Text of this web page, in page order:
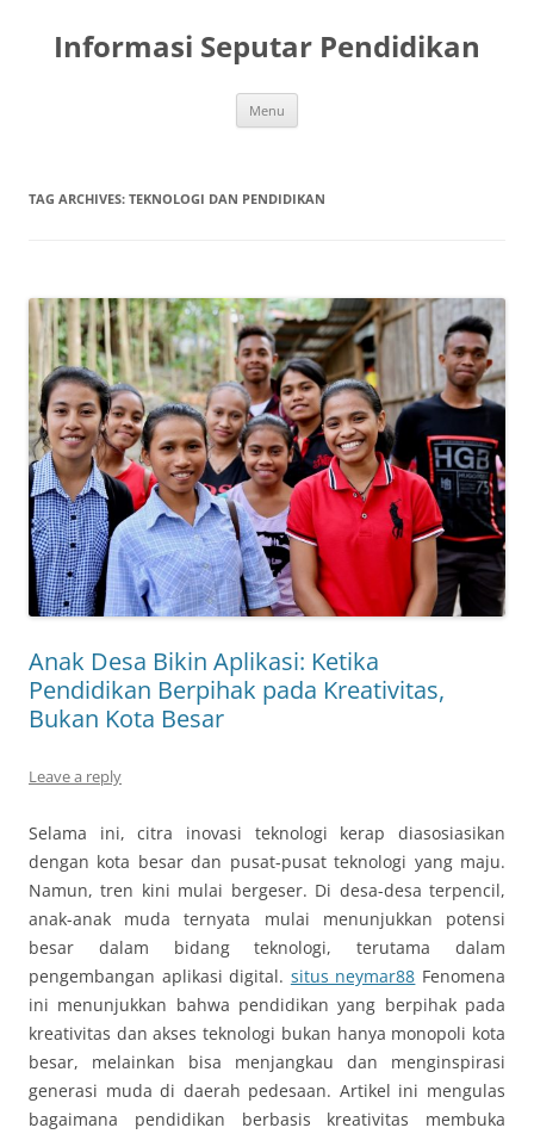
content
Informasi Seputar Pendidikan
Menu
TAG ARCHIVES: TEKNOLOGI DAN PENDIDIKAN
Anak Desa Bikin Aplikasi: Ketika
Pendidikan Berpihak pada Kreativitas,
Bukan Kota Besar
Leave a reply
Selama ini, citra inovasi teknologi kerap diasosiasikan
dengan kota besar dan pusat-pusat teknologi yang maju.
Namun, tren kini mulai bergeser. Di desa-desa terpencil,
anak-anak muda ternyata mulai menunjukkan potensi
besar dalam bidang teknologi, terutama dalam
pengembangan aplikasi digital. situs neymar88 Fenomena
ini menunjukkan bahwa pendidikan yang berpihak pada
kreativitas dan akses teknologi bukan hanya monopoli kota
besar, melainkan bisa menjangkau dan menginspirasi
generasi muda di daerah pedesaan. Artikel ini mengulas
bagaimana pendidikan berbasis kreativitas membuka